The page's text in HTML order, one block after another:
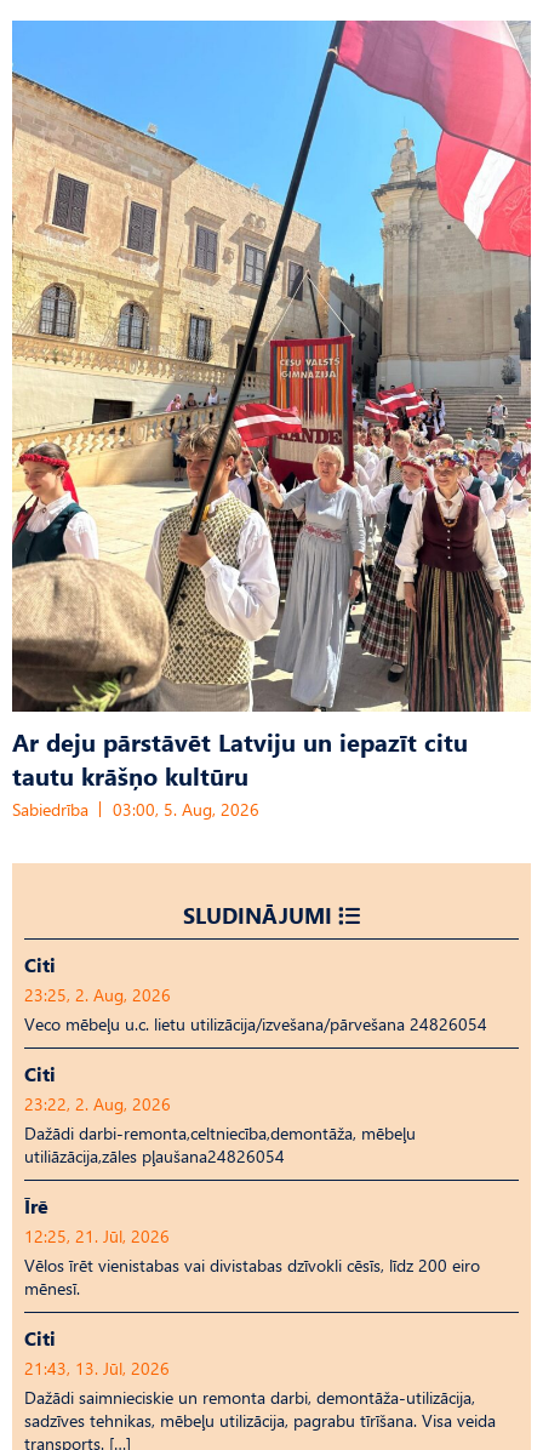
Ar deju pārstāvēt Latviju un iepazīt citu
tautu krāšņo kultūru
Sabiedrība 03:00, 5. Aug, 2026
SLUDINĀJUMI
Citi
23:25, 2. Aug, 2026
Veco mēbeļu u.c. lietu utilizācija/izvešana/pārvešana 24826054
Citi
23:22, 2. Aug, 2026
Dažādi darbi-remonta,celtniecība,demontāža, mēbeļu
utiliāzācija,zāles pļaušana24826054
Īrē
12:25, 21. Jūl, 2026
Vēlos īrēt vienistabas vai divistabas dzīvokli cēsīs, līdz 200 eiro
mēnesī.
Citi
21:43, 13. Jūl, 2026
Dažādi saimnieciskie un remonta darbi, demontāža-utilizācija,
sadzīves tehnikas, mēbeļu utilizācija, pagrabu tīrīšana. Visa veida
transports. […]